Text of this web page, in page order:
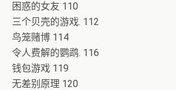
困惑的女友 110
三个贝壳的游戏. 112
鸟笼赌博 114
令人费解的鹦鹉. 116
钱包游戏 119
无差别原理 120